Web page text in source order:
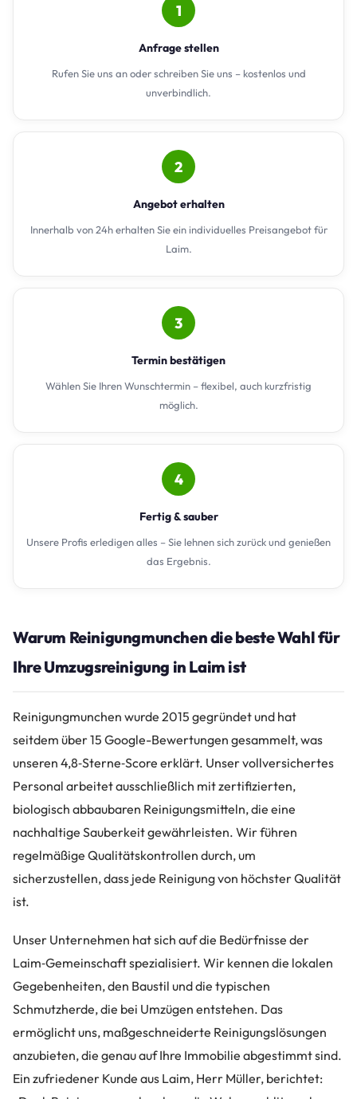
1
Anfrage stellen
Rufen Sie uns an oder schreiben Sie uns – kostenlos und
unverbindlich.
2
Angebot erhalten
Innerhalb von 24h erhalten Sie ein individuelles Preisangebot für
Laim.
3
Termin bestätigen
Wählen Sie Ihren Wunschtermin – flexibel, auch kurzfristig
möglich.
4
Fertig & sauber
Unsere Profis erledigen alles – Sie lehnen sich zurück und genießen
das Ergebnis.
Warum Reinigungmunchen die beste Wahl für
Ihre Umzugsreinigung in Laim ist
Reinigungmunchen wurde 2015 gegründet und hat
seitdem über 15 Google-Bewertungen gesammelt, was
unseren 4,8‑Sterne‑Score erklärt. Unser vollversichertes
Personal arbeitet ausschließlich mit zertifizierten,
biologisch abbaubaren Reinigungsmitteln, die eine
nachhaltige Sauberkeit gewährleisten. Wir führen
regelmäßige Qualitätskontrollen durch, um
sicherzustellen, dass jede Reinigung von höchster Qualität
ist.
Unser Unternehmen hat sich auf die Bedürfnisse der
Laim‑Gemeinschaft spezialisiert. Wir kennen die lokalen
Gegebenheiten, den Baustil und die typischen
Schmutzherde, die bei Umzügen entstehen. Das
ermöglicht uns, maßgeschneiderte Reinigungslösungen
anzubieten, die genau auf Ihre Immobilie abgestimmt sind.
Ein zufriedener Kunde aus Laim, Herr Müller, berichtet: